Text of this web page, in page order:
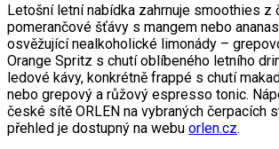
Letošní letní nabídka zahrnuje smoothies z
pomerančové šťávy s mangem nebo
osvěžující nealkoholické limonády –
Orange Spritz s chutí oblíbeného letního
ledové kávy, konkrétně frappé s chutí
nebo grepový a růžový espresso tonic.
české sítě ORLEN na vybraných čerpacích
přehled je dostupný na webu orlen.cz.